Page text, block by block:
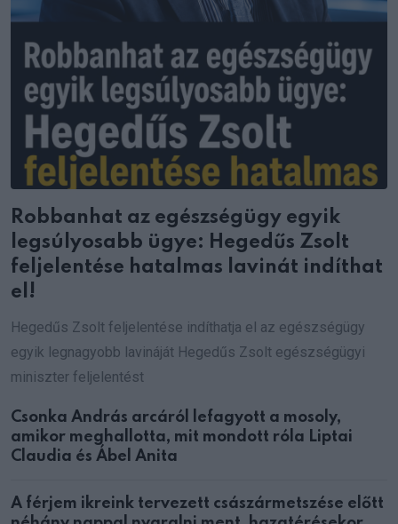
Robbanhat az egészségügy egyik
legsúlyosabb ügye: Hegedűs Zsolt
feljelentése hatalmas lavinát indíthat
el!
Hegedűs Zsolt feljelentése indíthatja el az egészségügy
egyik legnagyobb lavináját Hegedűs Zsolt egészségügyi
miniszter feljelentést
Csonka András arcáról lefagyott a mosoly,
amikor meghallotta, mit mondott róla Liptai
Claudia és Ábel Anita
A férjem ikreink tervezett császármetszése előtt